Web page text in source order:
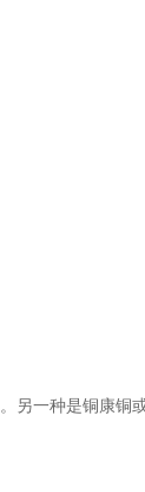
另一种是铜康铜